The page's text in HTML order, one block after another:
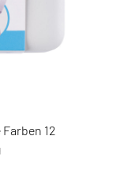
12
3271551